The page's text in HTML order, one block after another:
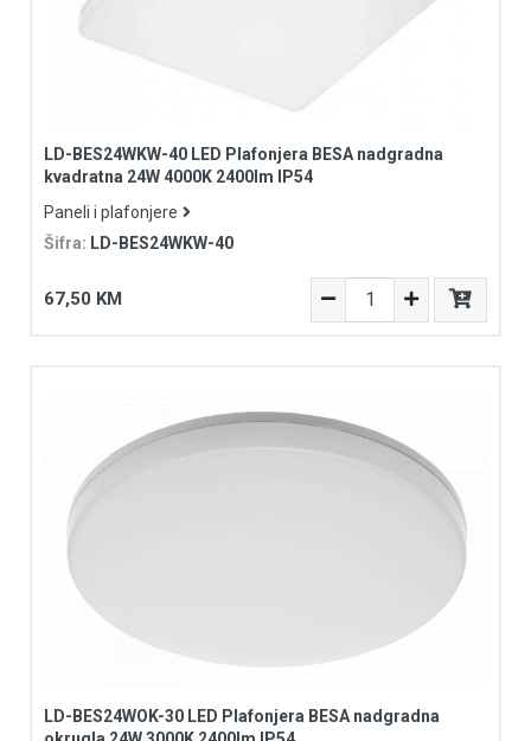
LD-BES24WKW-40 LED Plafonjera BESA nadgradna
kvadratna 24W 4000K 2400lm IP54
Paneli i plafonjere
Šifra: LD-BES24WKW-40
67,50 KM
LD-BES24WOK-30 LED Plafonjera BESA nadgradna